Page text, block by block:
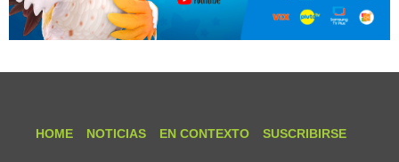
HOME NOTICIAS EN CONTEXTO SUSCRIBIRSE